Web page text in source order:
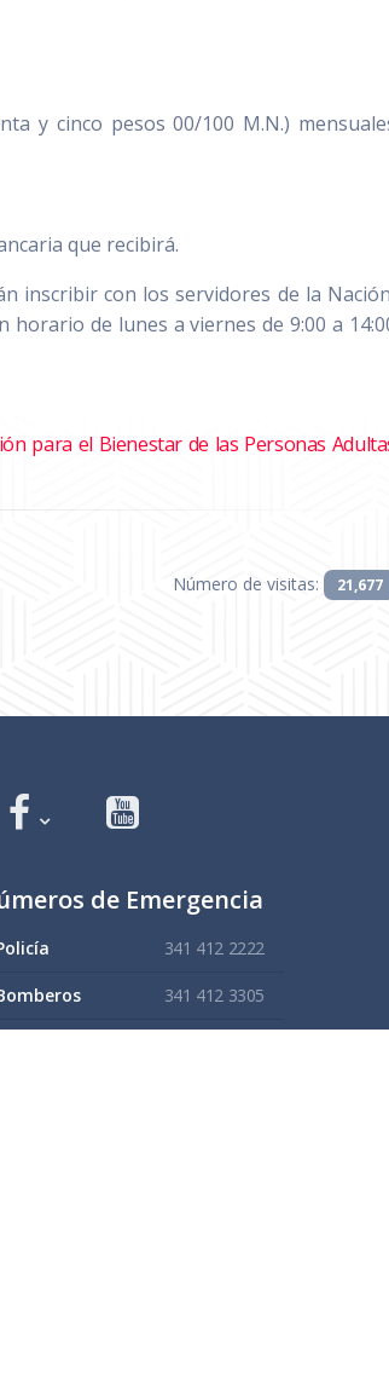
y cinco pesos 00/100 M.N.)
que recibirá.
inscribir con los servidores de la
de lunes a viernes de 9:00 a
para el Bienestar de las Personas
Número de visitas: 21,677
de Emergencia
341 412 2222
341 412 3305